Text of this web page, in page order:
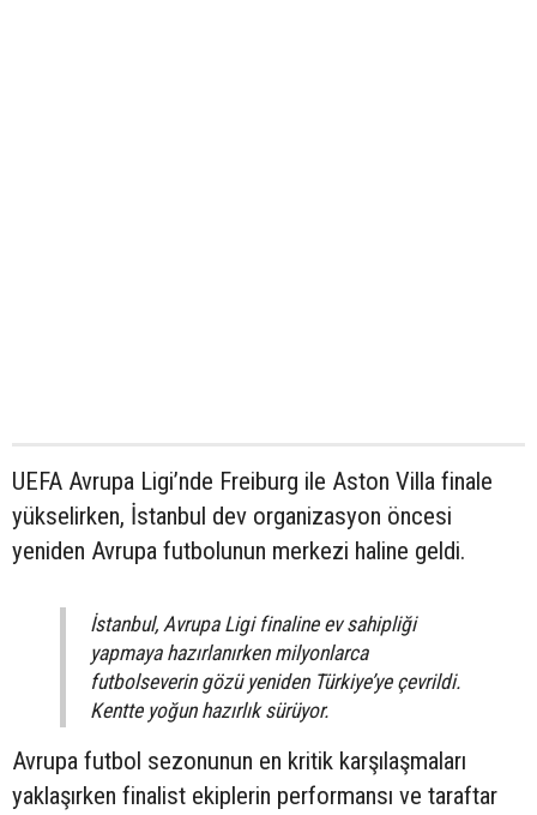
UEFA Avrupa Ligi’nde Freiburg ile Aston Villa finale
yükselirken, İstanbul dev organizasyon öncesi
yeniden Avrupa futbolunun merkezi haline geldi.
İstanbul, Avrupa Ligi finaline ev sahipliği
yapmaya hazırlanırken milyonlarca
futbolseverin gözü yeniden Türkiye’ye çevrildi.
Kentte yoğun hazırlık sürüyor.
Avrupa futbol sezonunun en kritik karşılaşmaları
yaklaşırken finalist ekiplerin performansı ve taraftar